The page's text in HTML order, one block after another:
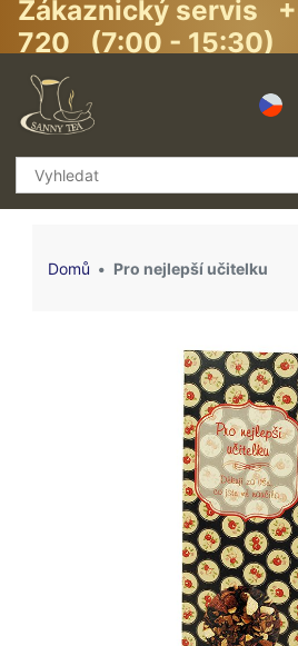
Zákaznický servis
720 (7:00 - 15:30)
Domů Pro nejlepší učitelku